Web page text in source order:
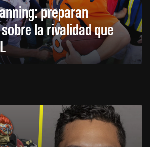
preparan
la rivalidad que